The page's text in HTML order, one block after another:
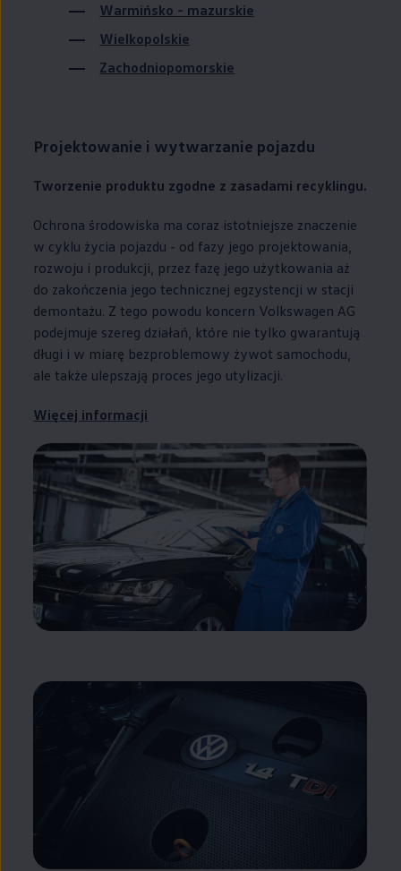
Warmińsko - mazurskie
Wielkopolskie
Zachodniopomorskie
Projektowanie i wytwarzanie pojazdu
Tworzenie produktu zgodne z zasadami recyklingu.
Ochrona środowiska ma coraz istotniejsze znaczenie
w cyklu życia pojazdu - od fazy jego projektowania,
rozwoju i produkcji, przez fazę jego użytkowania aż
do zakończenia jego technicznej egzystencji w stacji
demontażu. Z tego powodu koncern Volkswagen AG
podejmuje szereg działań, które nie tylko gwarantują
długi i w miarę bezproblemowy żywot samochodu,
ale także ulepszają proces jego utylizacji.
Więcej informacji